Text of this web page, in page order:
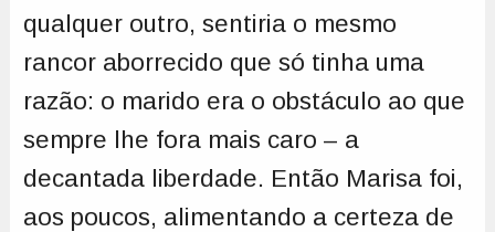
qualquer outro, sentiria o mesmo
rancor aborrecido que só tinha uma
razão: o marido era o obstáculo ao que
sempre lhe fora mais caro – a
decantada liberdade. Então Marisa foi,
aos poucos, alimentando a certeza de